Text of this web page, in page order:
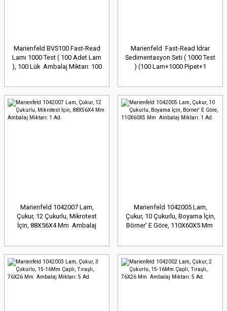
Marienfeld BVS100 Fast-Read
Lamı 1000 Test ( 100 Adet Lam
), 100 Lük Ambalaj Miktarı: 100
Marienfeld Fast-Read İdrar
Sedimentasyon Seti ( 1000 Test
) (100 Lam+1000 Pipet+1
Miktarı: 1 Set
Marienfeld 1042007 Lam,
Çukur, 12 Çukurlu, Mikrotest
İçin, 88X56X4 Mm Ambalaj
Marienfeld 1042005 Lam,
Çukur, 10 Çukurlu, Boyama İçin,
Börner' E Göre, 110X60X5 Mm